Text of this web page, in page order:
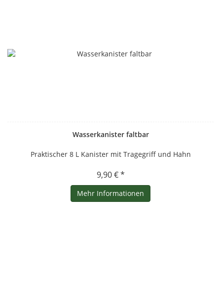
Wasserkanister faltbar
Praktischer 8 L Kanister mit Tragegriff und Hahn
9,90 € *
Mehr Informationen